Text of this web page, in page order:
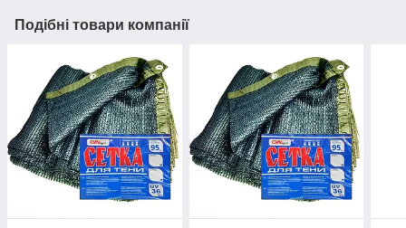
Подібні товари компанії